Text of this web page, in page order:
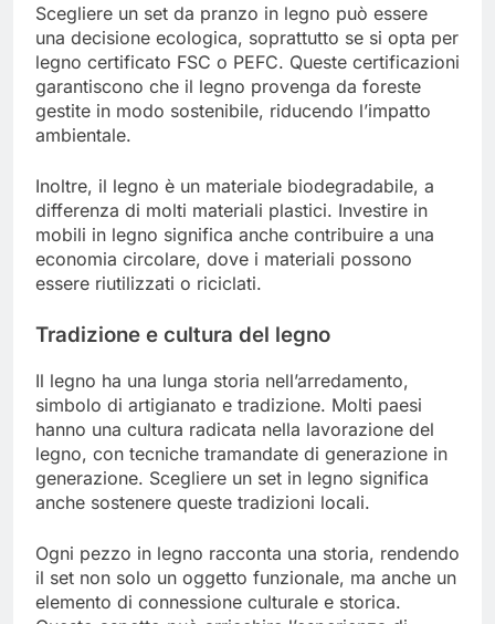
Scegliere un set da pranzo in legno può essere
una decisione ecologica, soprattutto se si opta per
legno certificato FSC o PEFC. Queste certificazioni
garantiscono che il legno provenga da foreste
gestite in modo sostenibile, riducendo l’impatto
ambientale.
Inoltre, il legno è un materiale biodegradabile, a
differenza di molti materiali plastici. Investire in
mobili in legno significa anche contribuire a una
economia circolare, dove i materiali possono
essere riutilizzati o riciclati.
Tradizione e cultura del legno
Il legno ha una lunga storia nell’arredamento,
simbolo di artigianato e tradizione. Molti paesi
hanno una cultura radicata nella lavorazione del
legno, con tecniche tramandate di generazione in
generazione. Scegliere un set in legno significa
anche sostenere queste tradizioni locali.
Ogni pezzo in legno racconta una storia, rendendo
il set non solo un oggetto funzionale, ma anche un
elemento di connessione culturale e storica.